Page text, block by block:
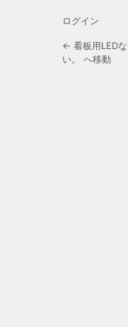
ログイン
← 看板用LED
い。 へ移動